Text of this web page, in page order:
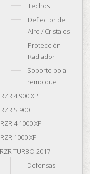
Techos
Deflector de
Aire / Cristales
Protección
Radiador
Soporte bola
remolque
RZR 4 900 XP
RZR S 900
RZR 4 1000 XP
RZR 1000 XP
RZR TURBO 2017
Defensas